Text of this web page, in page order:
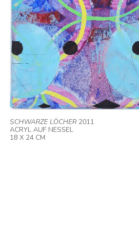
SCHWARZE LÖCHER 2011
ACRYL AUF NESSEL
18 X 24 CM